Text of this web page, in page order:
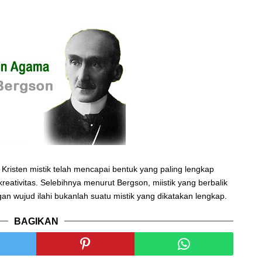
mistik telah mencapai bentuk yang paling lengkap
Selebihnya menurut Bergson, miistik yang berbalik
wujud ilahi bukanlah suatu mistik yang dikatakan lengkap.
BAGIKAN